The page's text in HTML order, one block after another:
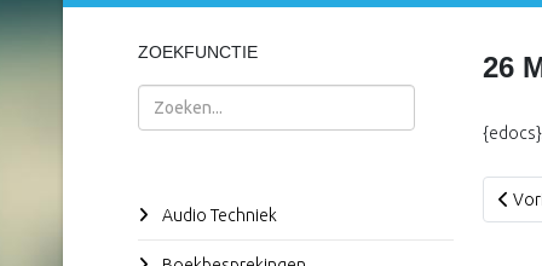
ZOEKFUNCTIE
Zoeken
Audio Techniek
26
Vorig